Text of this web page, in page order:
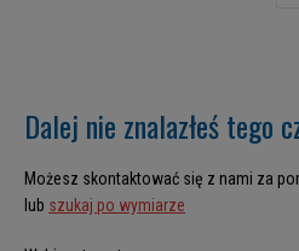
Dalej nie znalazłeś tego
Możesz skontaktować się z nami za
lub szukaj po wymiarze